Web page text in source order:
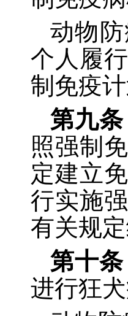
动物
个人履
制免疫
第九条
照强制
定建立
行实施
有关规
第十条
进行狂